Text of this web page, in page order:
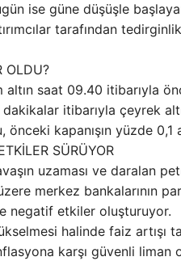
ise güne düşüşle
tarafından
OLDU?
saat 09.40 itibarıyla
itibarıyla çeyrek
önceki kapanışın yüzde
SÜRÜYOR
uzaması ve daralan
merkez bankalarının
negatif etkiler oluşturuyor.
halinde faiz artışı
karşı güvenli liman